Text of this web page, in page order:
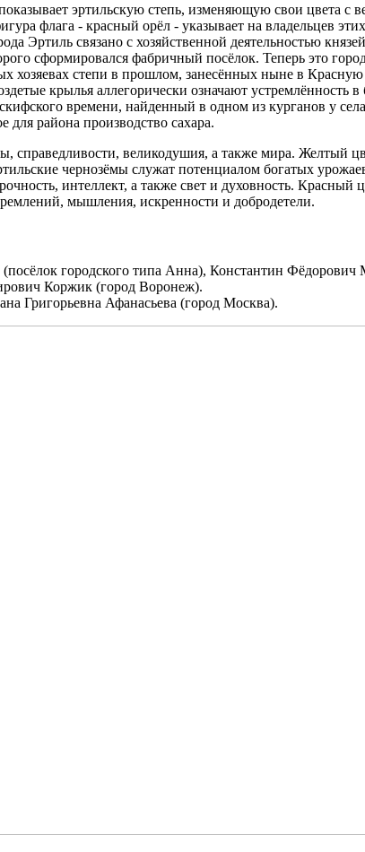
эртильскую степь, изменяющую свои цвета
флага - красный орёл - указывает на владельцев
Эртиль связано с хозяйственной деятельностью
сформировался фабричный посёлок. Теперь это
хозяевах степи в прошлом, занесённых ныне в
крылья аллегорически означают
времени, найденный в одном из курганов у
для района производство сахара.
справедливости, великодушия, а также мира. Желтый
чернозёмы служат потенциалом богатых
интеллект, а также свет и духовность.
мышления, искренности и добродетели.
городского типа Анна), Константин
Коржик (город Воронеж).
Григорьевна Афанасьева (город Москва).